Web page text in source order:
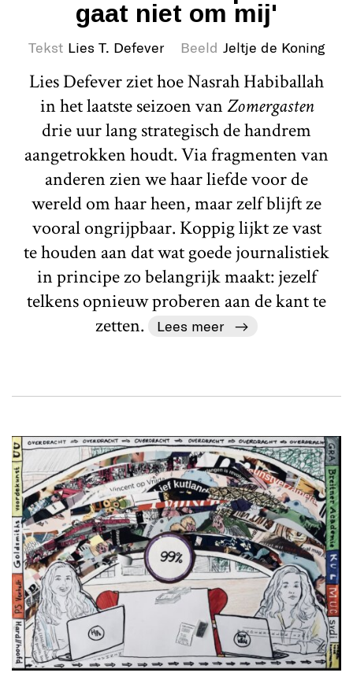
gaat niet om mij'
Tekst Lies T. Defever Beeld Jeltje de Koning
Lies Defever ziet hoe Nasrah Habiballah
in het laatste seizoen vanZomergasten
drie uur lang strategisch de handrem
aangetrokken houdt. Via fragmenten van
anderen zien we haar liefde voor de
wereld om haar heen, maar zelf blijft ze
vooral ongrijpbaar. Koppig lijkt ze vast
te houden aan dat wat goede journalistiek
in principe zo belangrijk maakt: jezelf
telkens opnieuw proberen aan de kant te
zetten.
Lees meer